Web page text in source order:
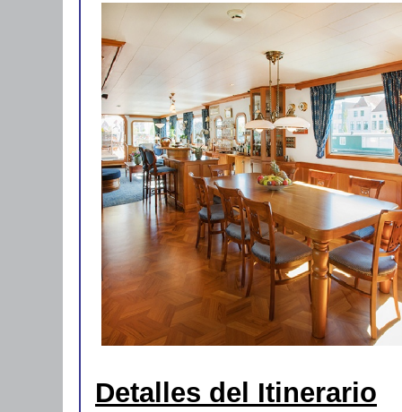
Detalles del Itinerario